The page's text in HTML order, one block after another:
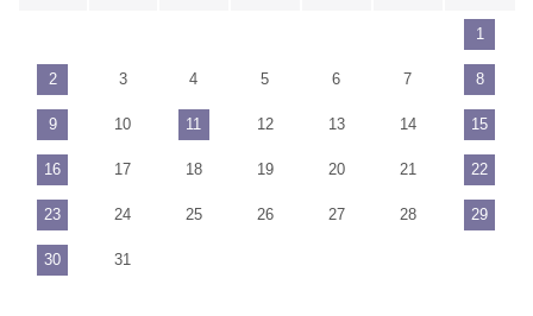
1
2 3 4 5 6 7 8
9 10 11 12 13 14 15
16 17 18 19 20 21 22
23 24 25 26 27 28 29
30 31